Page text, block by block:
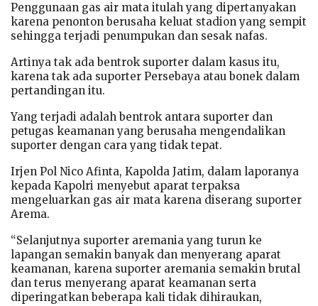
Penggunaan gas air mata itulah yang dipertanyakan
karena penonton berusaha keluat stadion yang sempit
sehingga terjadi penumpukan dan sesak nafas.
Artinya tak ada bentrok suporter dalam kasus itu,
karena tak ada suporter Persebaya atau bonek dalam
pertandingan itu.
Yang terjadi adalah bentrok antara suporter dan
petugas keamanan yang berusaha mengendalikan
suporter dengan cara yang tidak tepat.
Irjen Pol Nico Afinta, Kapolda Jatim, dalam laporanya
kepada Kapolri menyebut aparat terpaksa
mengeluarkan gas air mata karena diserang suporter
Arema.
“Selanjutnya suporter aremania yang turun ke
lapangan semakin banyak dan menyerang aparat
keamanan, karena suporter aremania semakin brutal
dan terus menyerang aparat keamanan serta
diperingatkan beberapa kali tidak dihiraukan,